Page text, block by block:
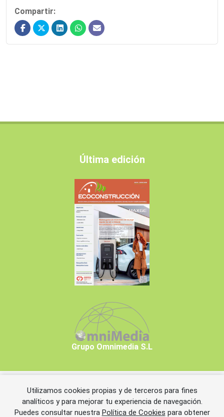
Utilizamos cookies propias y de terceros para fines
analíticos y para mejorar tu experiencia de navegación.
Puedes consultar nuestra Política de Cookies para obtener
Compartir:
Última edición
Grupo Omnimedia S.L
Copyrights © 2026 Grupo Omnimedia S.L.